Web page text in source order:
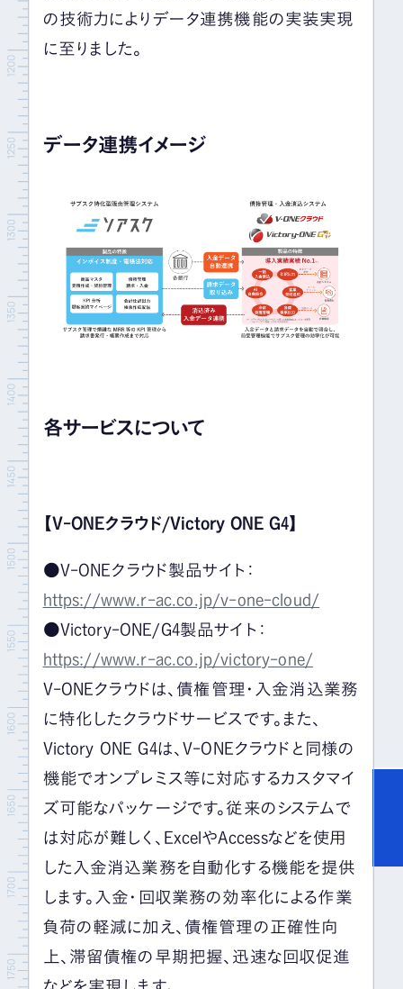
の技術力によりデータ連携機能の実装実現
に至りました。
データ連携イメージ
各サービスについて
【V-ONEクラウド/Victory ONE G4】
●V-ONEクラウド製品サイト：
https://www.r-ac.co.jp/v-one-cloud/
●Victory-ONE/G4製品サイト：
https://www.r-ac.co.jp/victory-one/
V-ONEクラウドは、債権管理・入金消込業務
に特化したクラウドサービスです。また、
Victory ONE G4は、V-ONEクラウドと同様の
機能でオンプレミス等に対応するカスタマイ
ズ可能なパッケージです。従来のシステムで
は対応が難しく、ExcelやAccessなどを使用
した入金消込業務を自動化する機能を提供
します。入金・回収業務の効率化による作業
負荷の軽減に加え、債権管理の正確性向
上、滞留債権の早期把握、迅速な回収促進